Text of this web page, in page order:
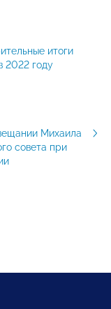
итоги
2022 году
Михаила
совета при